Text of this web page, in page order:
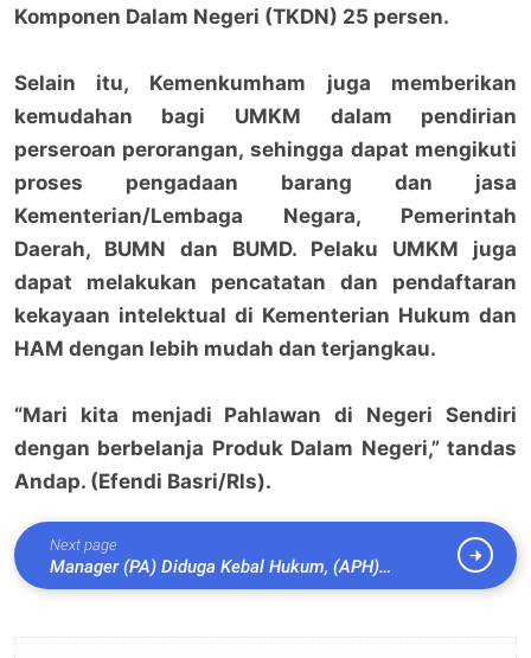
Komponen Dalam Negeri (TKDN) 25 persen.
Selain itu, Kemenkumham juga memberikan
kemudahan bagi UMKM dalam pendirian
perseroan perorangan, sehingga dapat mengikuti
proses pengadaan barang dan jasa
Kementerian/Lembaga Negara, Pemerintah
Daerah, BUMN dan BUMD. Pelaku UMKM juga
dapat melakukan pencatatan dan pendaftaran
kekayaan intelektual di Kementerian Hukum dan
HAM dengan lebih mudah dan terjangkau.
“Mari kita menjadi Pahlawan di Negeri Sendiri
dengan berbelanja Produk Dalam Negeri,” tandas
Andap. (Efendi Basri/Rls).
Next page
Manager (PA) Diduga Kebal Hukum, (APH)
Setempat Tutup Mata